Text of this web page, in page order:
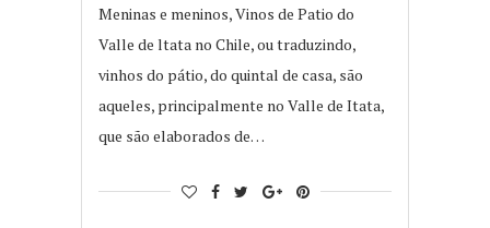
Meninas e meninos, Vinos de Patio do
Valle de ltata no Chile, ou traduzindo,
vinhos do pátio, do quintal de casa, são
aqueles, principalmente no Valle de Itata,
que são elaborados de…